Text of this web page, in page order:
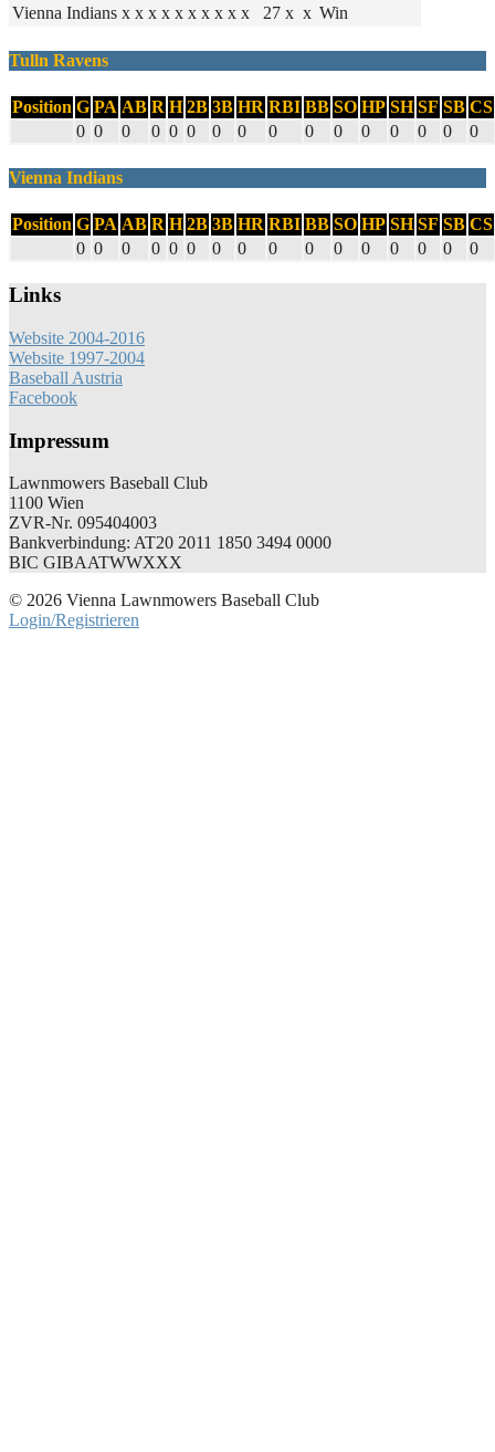
Vienna Indians x x x x x x x x x x 27 x x Win
Tulln Ravens
Position G PA AB R H 2B 3B HR RBI BB SO HP SH SF SB CS
0 0 0 0 0 0 0 0 0 0 0 0 0 0 0 0
Vienna Indians
Position G PA AB R H 2B 3B HR RBI BB SO HP SH SF SB CS
0 0 0 0 0 0 0 0 0 0 0 0 0 0 0 0
Links
Website 2004-2016
Website 1997-2004
Baseball Austria
Facebook
Impressum
Lawnmowers Baseball Club
1100 Wien
ZVR-Nr. 095404003
Bankverbindung: AT20 2011 1850 3494 0000
BIC GIBAATWWXXX
© 2026 Vienna Lawnmowers Baseball Club
Login/Registrieren